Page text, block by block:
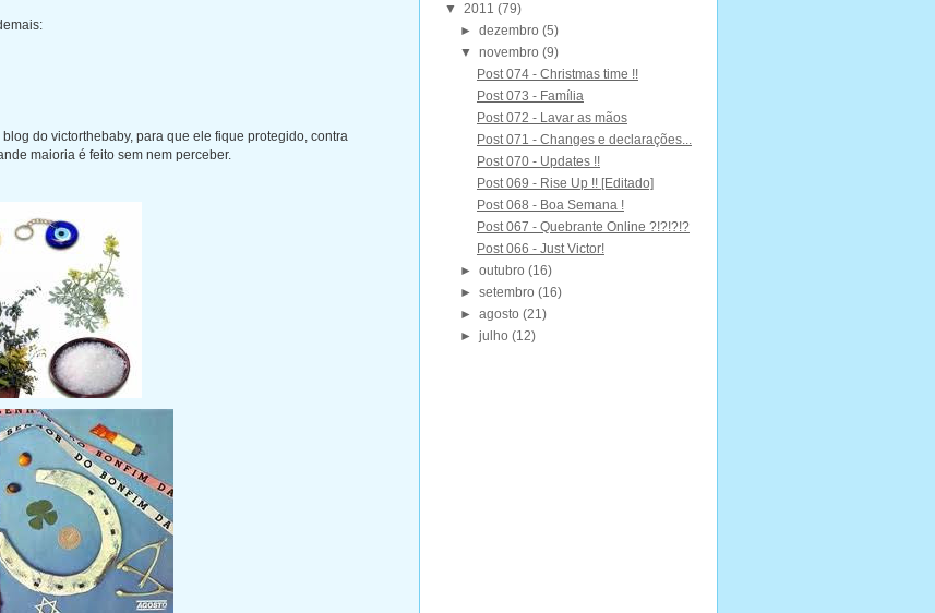
do victorthebaby, para que ele fique protegido, contra
maioria é feito sem nem perceber.
▼ 2011 (79)
►dezembro (5)
▼ novembro (9)
Post 074 - Christmas time !!
Post 073 - Família
Post 072 - Lavar as mãos
Post 071 - Changes e declarações...
Post 070 - Updates !!
Post 069 - Rise Up !! [Editado]
Post 068 - Boa Semana !
Post 067 - Quebrante Online ?!?!?!?
Post 066 - Just Victor!
►outubro (16)
►setembro (16)
►agosto (21)
►julho (12)